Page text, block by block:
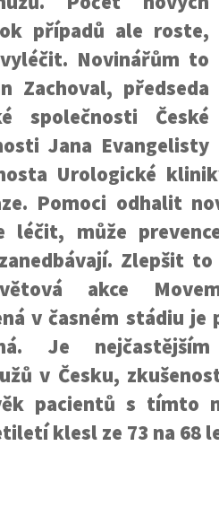
případů ale roste,
Novinářům to
Zachoval, předseda
společnosti České
Jana Evangelisty
Urologické
Pomoci odhalit
léčit, může
Zlepšit to
akce
v časném stádiu je
Je nejčastějším
v Česku,
pacientů s tímto
klesl ze 73 na 68